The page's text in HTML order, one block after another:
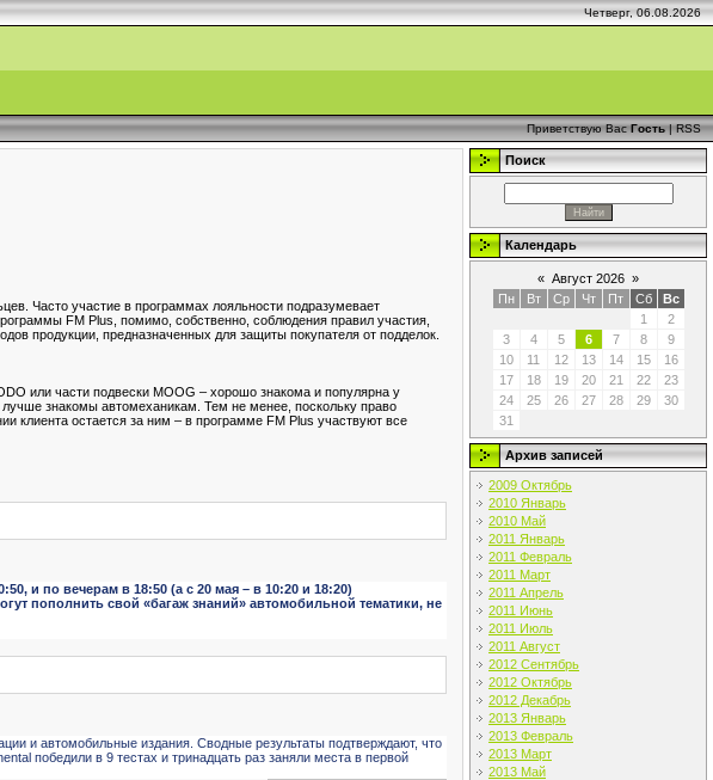
Четверг, 06.08.2026
Приветствую Вас Гость|RSS
Часто участие в программах лояльности подразумевает
FM Plus, помимо, собственно, соблюдения правил участия,
продукции, предназначенных для защиты покупателя от подделок.
или части подвески MOOG – хорошо знакома и популярна у
знакомы автомеханикам. Тем не менее, поскольку право
клиента остается за ним – в программе FM Plus участвуют все
и по вечерам в 18:50 (а с 20 мая – в 10:20 и 18:20)
пополнить свой «багаж знаний» автомобильной тематики, не
и автомобильные издания. Сводные результаты подтверждают, что
победили в 9 тестах и ​​тринадцать раз заняли места в первой
Поиск
Календарь
« Август 2026 »
Пн
Вт Ср Чт Пт Сб
Вс
1
2
3
4 5 6 7 8
9
10
11 12 13 14 15
16
17
18 19 20 21 22
23
24
25 26 27 28 29
30
31
Архив записей
2009 Октябрь
2010 Январь
2010 Май
2011 Январь
2011 Февраль
2011 Март
2011 Апрель
2011 Июнь
2011 Июль
2011 Август
2012 Сентябрь
2012 Октябрь
2012 Декабрь
2013 Январь
2013 Февраль
2013 Март
2013 Май